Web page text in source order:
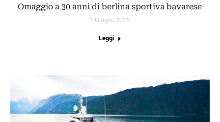
Omaggio a 30 anni di berlina sportiva bavarese
1 Giugno 2016
Leggi